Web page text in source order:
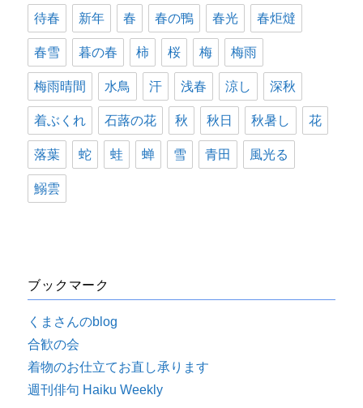
待春 新年 春 春の鴨 春光 春炬燵
春雪 暮の春 柿 桜 梅 梅雨
梅雨晴間 水鳥 汗 浅春 涼し 深秋
着ぶくれ 石蕗の花 秋 秋日 秋暑し 花
落葉 蛇 蛙 蝉 雪 青田 風光る
鰯雲
ブックマーク
くまさんのblog
合歓の会
着物のお仕立てお直し承ります
週刊俳句 Haiku Weekly